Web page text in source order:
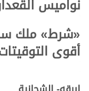
نواميس
«شرط» ملك
أقوى